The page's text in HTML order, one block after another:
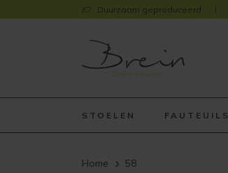
Duurzaam geproduceerd
STOELEN FAUTEUILS
Home 58